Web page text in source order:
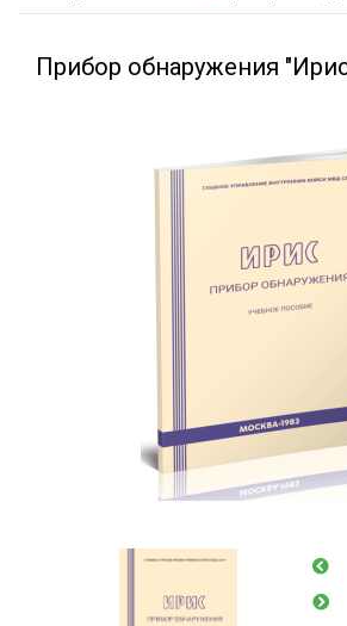
Прибор обнаружения